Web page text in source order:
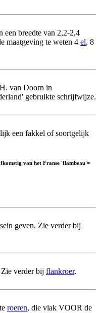
een breedte van 2,2-2,4
maatgeving te weten 4 el, 8
van Doorn in
gebruikte schrijfwijze.
een fakkel of soortgelijk
van het Franse 'flambeau'=
geven. Zie verder bij
verder bij flankroer.
roeren, die vlak VOOR de